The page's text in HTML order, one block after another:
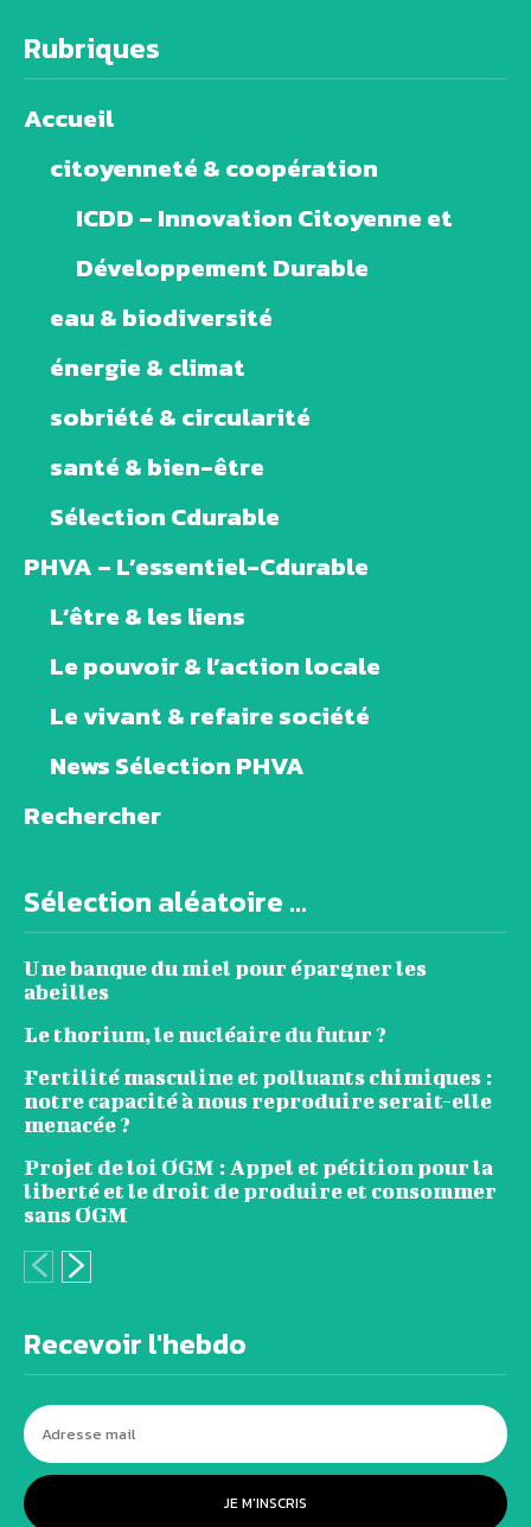
Rubriques
Accueil
citoyenneté & coopération
ICDD – Innovation Citoyenne et
Développement Durable
eau & biodiversité
énergie & climat
sobriété & circularité
santé & bien-être
Sélection Cdurable
PHVA – L’essentiel-Cdurable
L’être & les liens
Le pouvoir & l’action locale
Le vivant & refaire société
News Sélection PHVA
Rechercher
Sélection aléatoire ...
Une banque du miel pour épargner les
abeilles
Le thorium, le nucléaire du futur ?
Fertilité masculine et polluants chimiques :
notre capacité à nous reproduire serait-elle
menacée ?
Projet de loi OGM : Appel et pétition pour la
liberté et le droit de produire et consommer
sans OGM
Recevoir l'hebdo
JE M'INSCRIS